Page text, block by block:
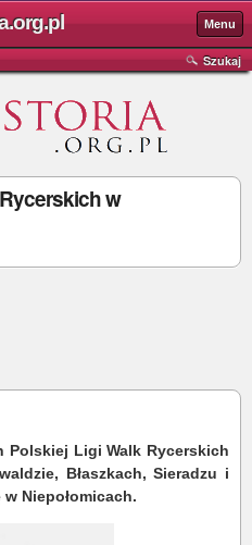
Menu
Szukaj
w
Polskiej Ligi Walk Rycerskich
Błaszkach, Sieradzu i
Niepołomicach.